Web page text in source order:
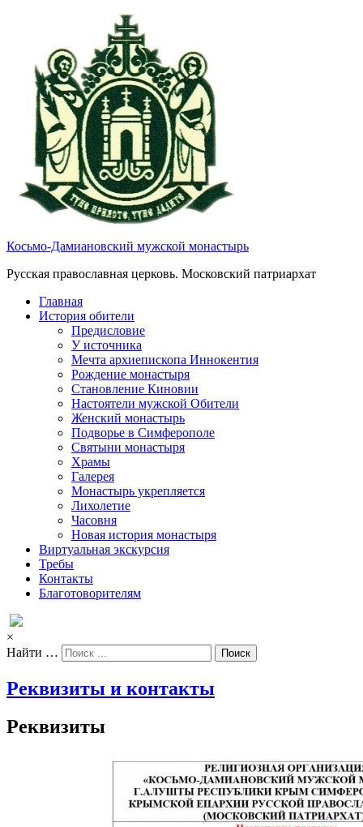
Косьмо-Дамиановский мужской монастырь
Русская православная церковь. Московский патриархат
Главная
История обители
Предисловие
У источника
Мечта архиепископа Иннокентия
Рождение монастыря
Становление Киновии
Настоятели мужской Обители
Женский монастырь
Подворье в Симферополе
Святыни монастыря
Храмы
Галерея
Монастырь укрепляется
Лихолетие
Часовня
Новая история монастыря
Виртуальная экскурсия
Требы
Контакты
Благотоворителям
×
Найти …
Реквизиты и контакты
Реквизиты